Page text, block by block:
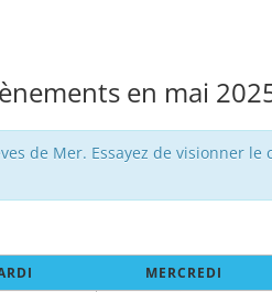
en mai
de Mer. Essayez de visionner
MERCREDI